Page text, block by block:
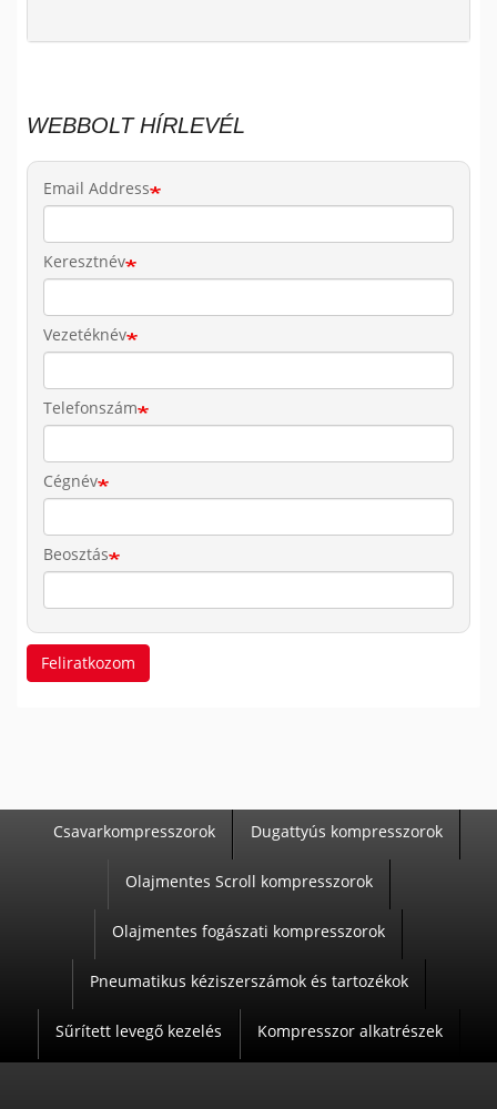
WEBBOLT HÍRLEVÉL
Email Address
Keresztnév
Vezetéknév
Telefonszám
Cégnév
Beosztás
Feliratkozom
E
Csavarkompresszorok Dugattyús kompresszorok
Olajmentes Scroll kompresszorok
Olajmentes fogászati kompresszorok
Pneumatikus kéziszerszámok és tartozékok
Sűrített levegő kezelés Kompresszor alkatrészek